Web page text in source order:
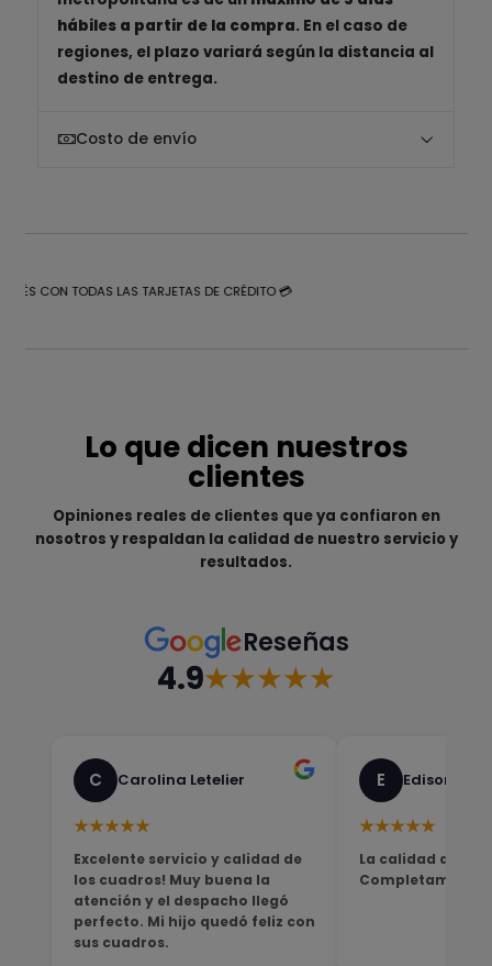
hábiles a partir de la compra. En el caso de
regiones, el plazo variará según la distancia al
destino de entrega.
Costo de envío
CON TODAS LAS TARJETAS DE CRÉDITO 💳
Lo que dicen nuestros
clientes
Opiniones reales de clientes que ya confiaron en
nosotros y respaldan la calidad de nuestro servicio y
resultados.
Reseñas
4.9★★★★★
C Carolina Letelier
★★★★★
Excelente servicio y calidad de
los cuadros! Muy buena la
atención y el despacho llegó
perfecto. Mi hijo quedó feliz con
sus cuadros.
E Edison
★★★★★
La calidad del
Completamente